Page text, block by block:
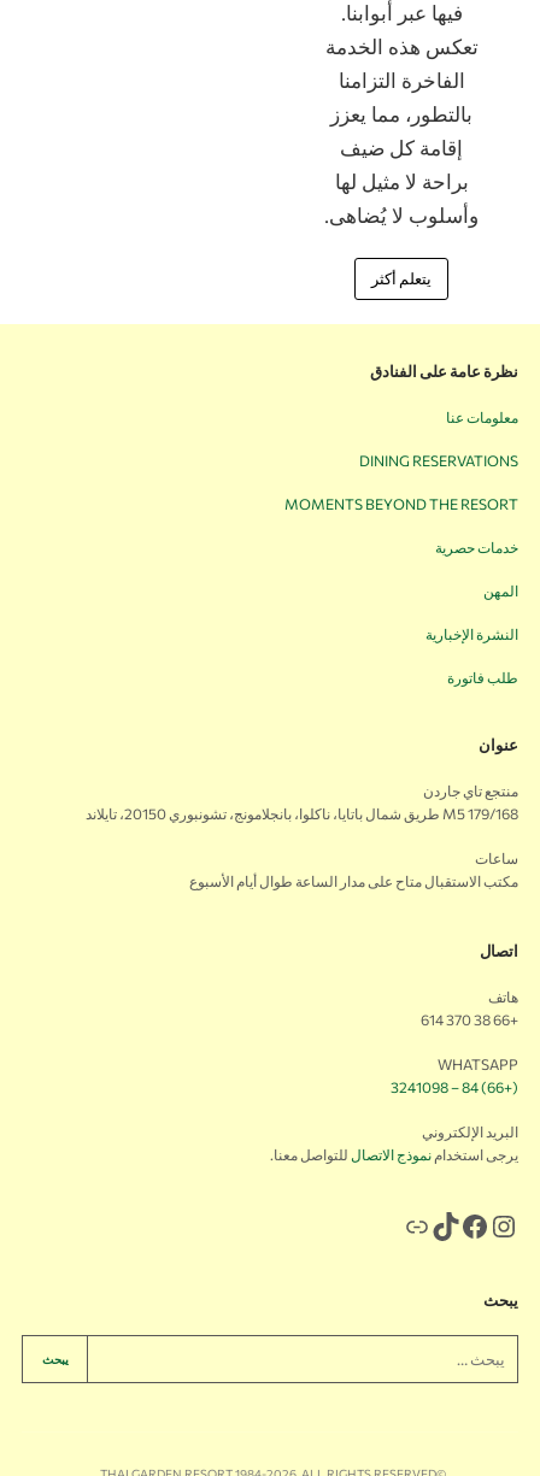
فيها عبر أبوابنا.
تعكس هذه الخدمة
الفاخرة التزامنا
بالتطور، مما يعزز
إقامة كل ضيف
براحة لا مثيل لها
وأسلوب لا يُضاهى.
يتعلم أكثر
نظرة عامة على الفنادق
معلومات عنا
DINING RESERVATIONS
MOMENTS BEYOND THE RESORT
خدمات حصرية
المهن
النشرة الإخبارية
طلب فاتورة
عنوان
منتجع تاي جاردن
179/168 M5 طريق شمال باتايا، ناكلوا، بانجلامونج، تشونبوري 20150، تايلاند
ساعات
مكتب الاستقبال متاح على مدار الساعة طوال أيام الأسبوع
اتصال
هاتف
+66 38 370 614
WHATSAPP
(+66) 84 – 3241098
البريد الإلكتروني
يرجى استخدام نموذج الاتصال للتواصل معنا.
يبحث
يبحث